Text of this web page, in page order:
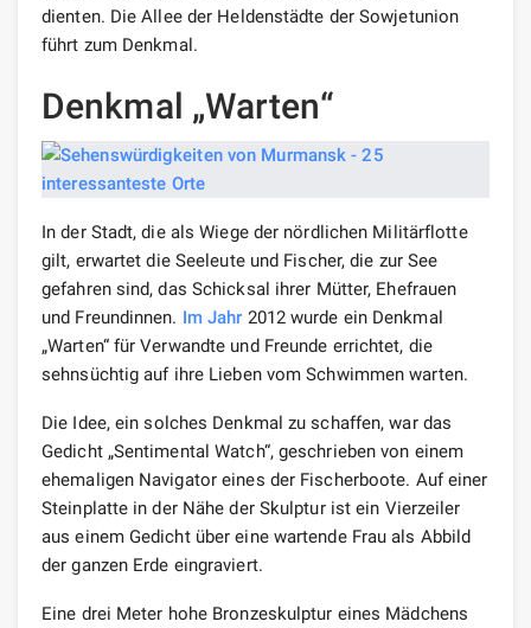
dienten. Die Allee der Heldenstädte der Sowjetunion
führt zum Denkmal.
Denkmal „Warten“
In der Stadt, die als Wiege der nördlichen Militärflotte
gilt, erwartet die Seeleute und Fischer, die zur See
gefahren sind, das Schicksal ihrer Mütter, Ehefrauen
und Freundinnen. Im Jahr 2012 wurde ein Denkmal
„Warten“ für Verwandte und Freunde errichtet, die
sehnsüchtig auf ihre Lieben vom Schwimmen warten.
Die Idee, ein solches Denkmal zu schaffen, war das
Gedicht „Sentimental Watch“, geschrieben von einem
ehemaligen Navigator eines der Fischerboote. Auf einer
Steinplatte in der Nähe der Skulptur ist ein Vierzeiler
aus einem Gedicht über eine wartende Frau als Abbild
der ganzen Erde eingraviert.
Eine drei Meter hohe Bronzeskulptur eines Mädchens